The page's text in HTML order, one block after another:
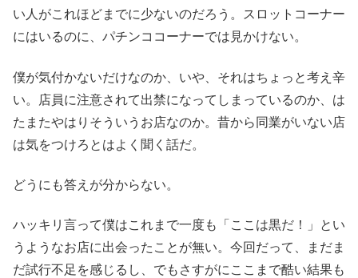
い人がこれほどまでに少ないのだろう。スロットコーナー
にはいるのに、パチンココーナーでは見かけない。
僕が気付かないだけなのか、いや、それはちょっと考え辛
い。店員に注意されて出禁になってしまっているのか、は
たまたやはりそういうお店なのか。昔から同業がいない店
は気をつけろとはよく聞く話だ。
どうにも答えが分からない。
ハッキリ言って僕はこれまで一度も「ここは黒だ！」とい
うようなお店に出会ったことが無い。今回だって、まだま
だ試行不足を感じるし、でもさすがにここまで酷い結果も